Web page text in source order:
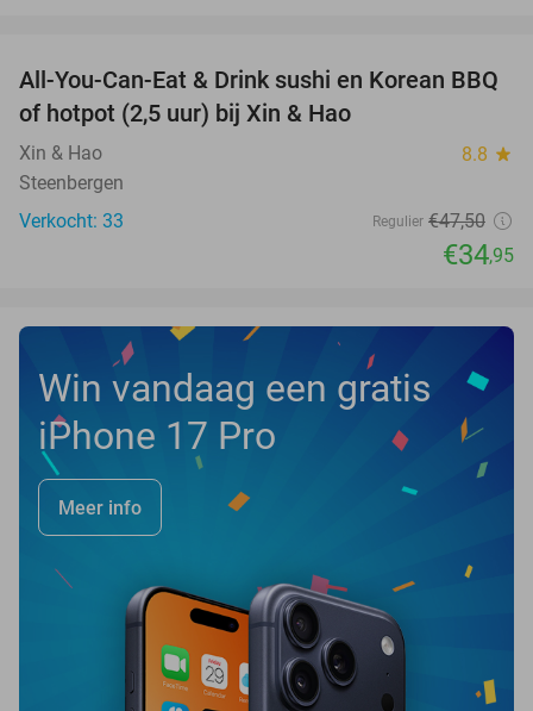
26%
TODAY
All-You-Can-Eat & Drink sushi en Korean BBQ
of hotpot (2,5 uur) bij Xin & Hao
Xin & Hao 8.8 star
Steenbergen
Verkocht: 33
Regulier €47,50
€34,95
Win vandaag een gratis
iPhone 17 Pro
Meer info